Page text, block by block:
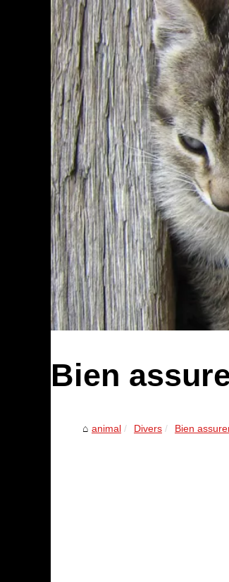
Bien
animal Divers Bien